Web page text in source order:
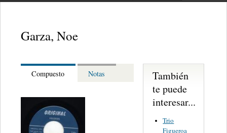
Garza, Noe
Compuesto Notas
También
te puede
interesar...
Trio
Figueroa